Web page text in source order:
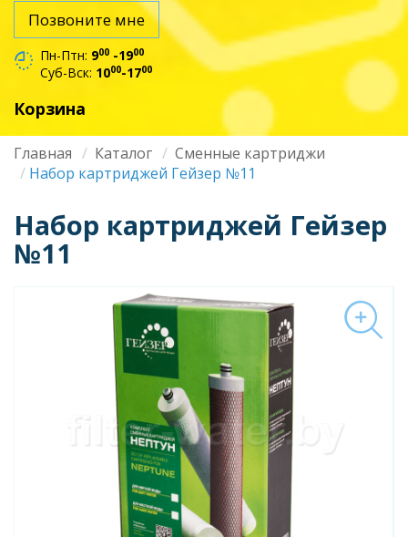
Позвоните мне
Пн-Птн: 900 -1900
Суб-Вск: 1000-1700
Корзина
Строка
навигации
Главная Каталог
Сменные картриджи
Набор картриджей Гейзер №11
Набор картриджей Гейзер
№11